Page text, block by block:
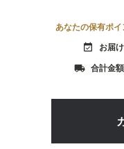
あなたの保有ポ
event_available お届
local_shipping 合計金